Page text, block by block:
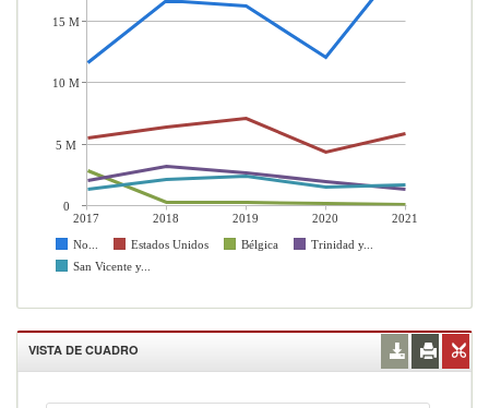
2017 2018 2019 2020
2021
No...
Estados Unidos Bélgica
Trinidad y...
San Vicente y...
15 M
10 M
5 M
0
VISTA DE CUADRO